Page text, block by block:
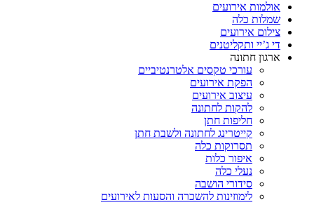
אולמות אירועים
שמלות כלה
צילום אירועים
די ג’יי ותקליטנים
ארגון חתונה
עורכי טקסים אלטרנטיביים
הפקת אירועים
עיצוב אירועים
להקות לחתונה
חליפות חתן
קייטרינג לחתונה ולשבת חתן
תסרוקות כלה
איפור כלות
נעלי כלה
סידורי הושבה
לימוזינות להשכרה והסעות לאירועים